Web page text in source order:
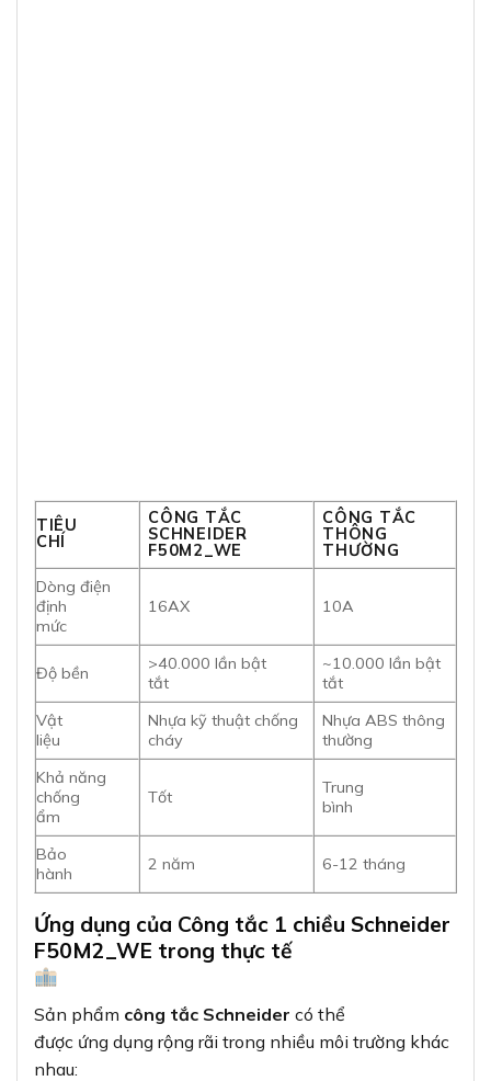
TIÊU
CHÍ
CÔNG TẮC
SCHNEIDER
F50M2_WE
CÔNG TẮC
THÔNG
THƯỜNG
Dòng điện
định
mức
16AX 10A
Độ bền
>40.000 lần bật
tắt
~10.000 lần bật
tắt
Vật
liệu
Nhựa kỹ thuật chống
cháy
Nhựa ABS thông
thường
Khả năng
chống
ẩm
Tốt
Trung
bình
Bảo
hành
2 năm 6-12 tháng
Ứng dụng của Công tắc 1 chiều Schneider
F50M2_WE trong thực tế
Sản phẩm công tắc Schneider có thể
được ứng dụng rộng rãi trong nhiều môi trường khác
nhau: